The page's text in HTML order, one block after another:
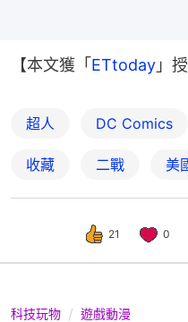
【本文獲「ETtoday 」
超人 DC Comics
收藏 二戰 美
21 0
科技玩物 遊戲動漫